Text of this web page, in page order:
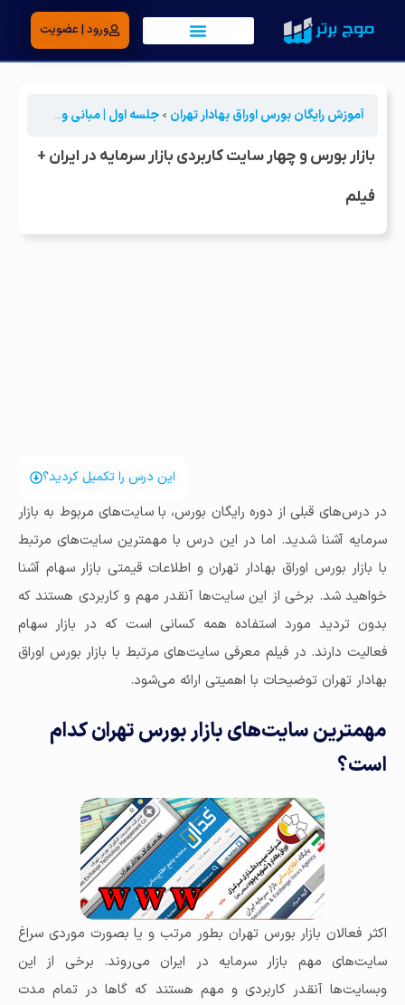
ورود | عضویت
آموزش رایگان بورس اوراق بهادار تهران جلسه اول | مبانی ورود به بورس
بازار بورس و چهار سایت‌ کاربردی بازار سرمایه در ایران +
فیلم
این درس را تکمیل کردید؟
در درس‌های قبلی از دوره رایگان بورس، با سایت‌های مربوط به بازار
سرمایه آشنا شدید. اما در این درس با مهمترین سایت‌های مرتبط
با بازار بورس اوراق بهادار تهران و اطلاعات قیمتی بازار سهام آشنا
خواهید شد. برخی از این سایت‌ها آنقدر مهم و کاربردی هستند که
بدون تردید مورد استفاده همه کسانی است که در بازار سهام
فعالیت دارند. در فیلم معرفی سایت‌های مرتبط با بازار بورس اوراق
بهادار تهران توضیحات با اهمیتی ارائه می‌شود.
مهمترین سایت‌های بازار بورس تهران کدام
است؟
اکثر فعالان بازار بورس تهران بطور مرتب و یا بصورت موردی سراغ
سایت‌های مهم بازار سرمایه در ایران می‌روند. برخی از این
وبسایت‌ها آنقدر کاربردی و مهم هستند که گاها در تمام مدت